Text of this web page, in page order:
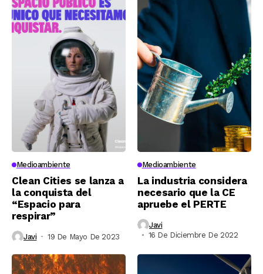
Medioambiente
Clean Cities se lanza a
la conquista del
“Espacio para
respirar”
Javi 19 De Mayo De 2023
Medioambiente
La industria considera
necesario que la CE
apruebe el PERTE
Javi
16 De Diciembre De 2022